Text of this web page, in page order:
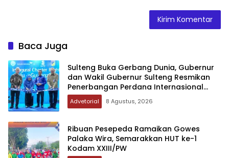
Baca Juga
Sulteng Buka Gerbang Dunia, Gubernur
dan Wakil Gubernur Sulteng Resmikan
Penerbangan Perdana Internasional
Palu-Guangzhou
Advetorial 8 Agustus, 2026
Ribuan Pesepeda Ramaikan Gowes
Palaka Wira, Semarakkan HUT ke-1
Kodam XXIII/PW